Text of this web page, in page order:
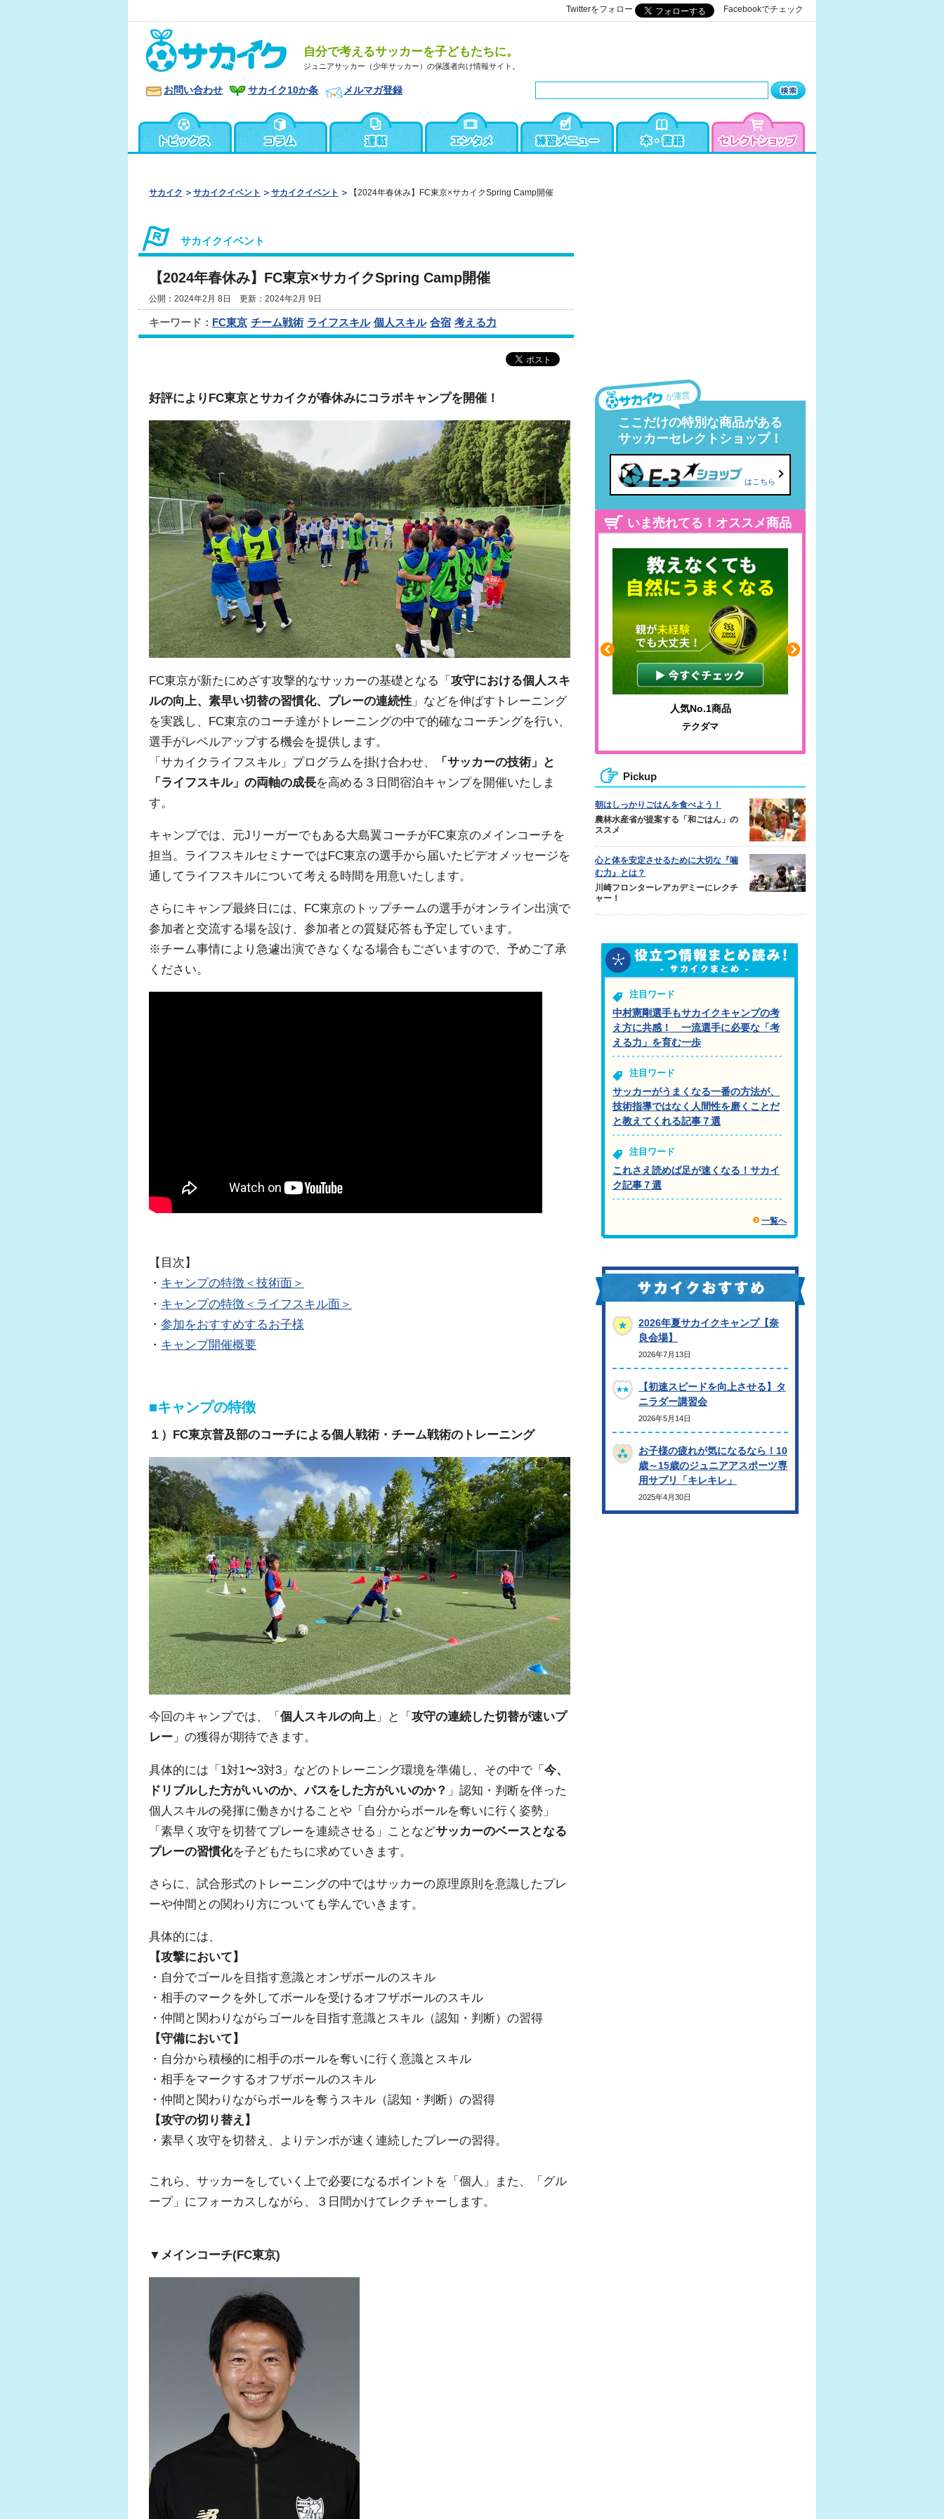
Twitterをフォロー Facebookでチェック
自分で考えるサッカーを子どもたちに。
ジュニアサッカー（少年サッカー）の保護者向け情報サイト。
お問い合わせ サカイク10か条 メルマガ登録
サカイク サカイクイベント サカイクイベント 【2024年春休み】FC東京×サカイクSpring Camp開催
サカイクイベント
【2024年春休み】FC東京×サカイクSpring Camp開催
公開：2024年2月 8日 更新：2024年2月 9日
キーワード： FC東京 チーム戦術 ライフスキル 個人スキル 合宿 考える力
好評によりFC東京とサカイクが春休みにコラボキャンプを開催！
FC東京が新たにめざす攻撃的なサッカーの基礎となる「攻守における個人スキ
ルの向上、素早い切替の習慣化、プレーの連続性 」などを伸ばすトレーニング
を実践し、 FC東京のコーチ達がトレーニングの中で的確なコーチングを行い、
選手がレベルアップする機会を提供します。
「サカイクライフスキル」プログラムを掛け合わせ、
「サッカーの技術」と
「ライフスキル」の両軸の成⻑を高める３日間宿泊キャンプを開催いたしま
す。
キャンプでは、元J リーガーでもある大島翼コーチがFC東京のメインコーチを
担当。ライフスキルセミナーではFC東京の選手から届いたビデオメッセージを
通してライフスキルについて考える時間を用意いたします。
さらにキャンプ最終日には、 FC東京のトップチームの選手がオンライン出演で
参加者と交流する場を設け、参加者との質疑応答も予定しています。
※チーム事情により急遽出演できなくなる場合もございますので、予めご了承
ください。
【目次】
・ キャンプの特徴＜技術面＞
・ キャンプの特徴＜ライフスキル面＞
・ 参加をおすすめするお子様
・ キャンプ開催概要
■キャンプの特徴
１）FC東京普及部のコーチによる個人戦術・チーム戦術のトレーニング
今回のキャンプでは、「 個人スキルの向上 」と「 攻守の連続した切替が速いプ
レー 」の獲得が期待できます。
具体的には「1対1〜3対3 」などのトレーニング環境を準備し、その中で「今、
ドリブルした方がいいのか、パスをした方がいいのか？ 」認知・判断を伴った
個人スキルの発揮に働きかけることや「自分からボールを奪いに行く姿勢」
「素早く攻守を切替てプレーを連続させる」ことなどサッカーのベースとなる
プレーの習慣化を子どもたちに求めていきます。
さらに、試合形式のトレーニングの中ではサッカーの原理原則を意識したプレ
ーや仲間との関わり方についても学んでいきます。
具体的には、
【攻撃において】
・⾃分でゴールを⽬指す意識とオンザボールのスキル
・相手のマークを外してボールを受けるオフザボールのスキル
・仲間と関わりながらゴールを⽬指す意識とスキル（認知・判断） の習得
【守備において】
・⾃分から積極的に相⼿のボールを奪いに⾏く意識とスキル
・相手をマークするオフザボールのスキル
・仲間と関わりながらボールを奪うスキル（認知・判断）の習得
【攻守の切り替え】
・素早く攻守を切替え、よりテンポが速く連続したプレーの習得。
これら、サッカーをしていく上で必要になるポイントを「個人」また、「グル
ープ」にフォーカスしながら、３日間かけてレクチャーします。
▼メインコーチ(FC東京)
が運営
ここだけの特別な商品がある
サッカーセレクトショップ！
はこちら
いま売れてる！オススメ商品
ふくらはぎの張りや疲れに
ジュニアレッグリカバリー
人気No.1商品
テクダマ
わかりやすい質問に沿って書ける
サカイクサッカーノート
Pickup
朝はしっかりごはんを食べよう！
農林水産省が提案する「和ごはん」の
ススメ
心と体を安定させるために大切な『噛
む力』とは？
川崎フロンターレアカデミーにレクチ
ャー！
注目ワード
中村憲剛選手もサカイクキャンプの考
え方に共感！ 一流選手に必要な「考
える力」を育む一歩
注目ワード
サッカーがうまくなる一番の方法が、
技術指導ではなく人間性を磨くことだ
と教えてくれる記事７選
注目ワード
これさえ読めば足が速くなる！サカイ
ク記事７選
一覧へ
2026年夏サカイクキャンプ【奈
良会場】
2026年7月13日
【初速スピードを向上させる】タ
ニラダー講習会
2026年5月14日
お子様の疲れが気になるなら！10
歳～15歳のジュニアアスポーツ専
用サプリ「キレキレ」
2025年4月30日